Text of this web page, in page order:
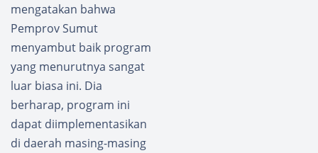
mengatakan bahwa
Pemprov Sumut
menyambut baik program
yang menurutnya sangat
luar biasa ini. Dia
berharap, program ini
dapat diimplementasikan
di daerah masing-masing